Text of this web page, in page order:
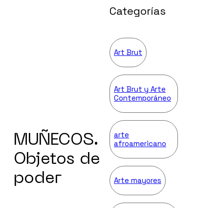
MUÑECOS.
Objetos de
poder
Categorías
Art Brut
Art Brut y Arte
Contemporáneo
arte
afroamericano
Arte mayores